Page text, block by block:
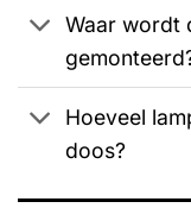
Waar wordt
Hoeveel
doos?